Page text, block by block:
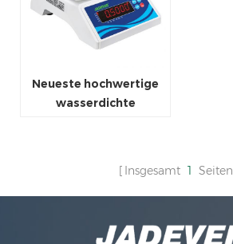
Neueste hochwertige
wasserdichte
Insgesamt 1 Seiten